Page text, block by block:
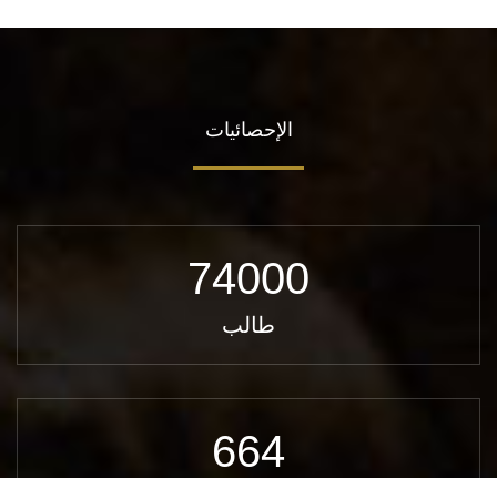
الإحصائيات
74000
طالب
664